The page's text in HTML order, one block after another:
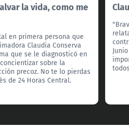
la vida, como me
en primera persona que
Claudia Conserva
que se le diagnosticó en
sobre la
precoz. No te lo pierdas
de 24 Horas Central.